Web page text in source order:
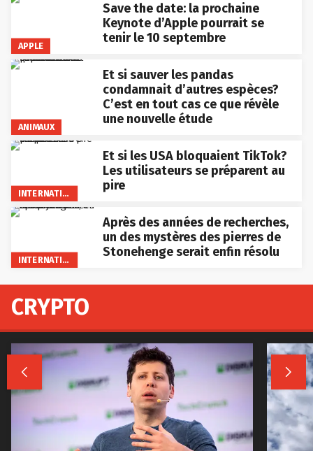
APPLE
Save the date: la prochaine
Keynote d’Apple pourrait se
tenir le 10 septembre
ANIMAUX
Et si sauver les pandas
condamnait d’autres espèces?
C’est en tout cas ce que révèle
une nouvelle étude
INTERNATIONAL
Et si les USA bloquaient TikTok?
Les utilisateurs se préparent au
pire
INTERNATIONAL
Après des années de recherches,
un des mystères des pierres de
Stonehenge serait enfin résolu
CRYPTO
 